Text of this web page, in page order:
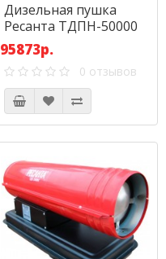
Дизельная пушка
Ресанта ТДПН-50000
непрямого нагрева
95873р.
0 отзывов